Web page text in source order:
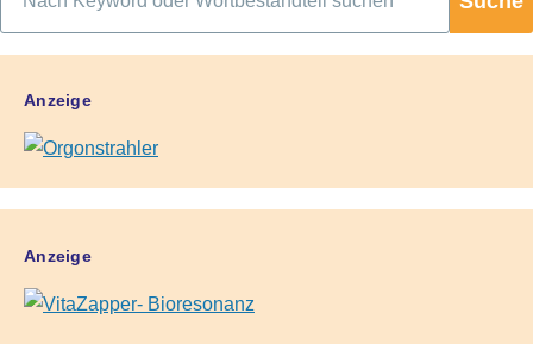
Anzeige
Anzeige